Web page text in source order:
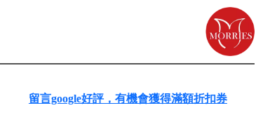
留言google好評，有機會獲得滿額折扣券